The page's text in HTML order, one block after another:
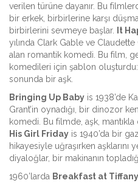
verilen türüne dayanır. Bu
bir erkek, birbirlerine karşı
birbirlerini sevmeye başlar.
It
yılında Clark Gable ve Claudette
alan romantik komedi . Bu film,
komedileri için şablon
sonunda bir aşk.
Bringing Up Baby is 1938’de
Grant’in oynadığı, bir dinozor
komedi . Bu filmde, aşk,
His Girl Friday is 1940’da bir
hikayesiyle uğraşırken aşklarını
diyaloğlar, bir makinanın
1960’larda Breakfast at